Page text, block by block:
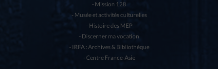
Mission 128
Musée et activités culturelles
Histoire des MEP
Discerner ma vocation
IRFA : Archives & Bibliothèque
Centre France-Asie